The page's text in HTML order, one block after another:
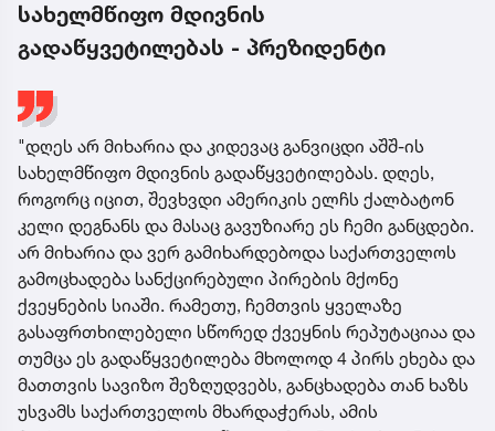
სახელმწიფო მდივნის
გადაწყვეტილებას - პრეზიდენტი
"დღეს არ მიხარია და კიდევაც განვიცდი აშშ-ის
სახელმწიფო მდივნის გადაწყვეტილებას. დღეს,
როგორც იცით, შევხვდი ამერიკის ელჩს ქალბატონ
კელი დეგნანს და მასაც გავუზიარე ეს ჩემი განცდები.
არ მიხარია და ვერ გამიხარდებოდა საქართველოს
გამოცხადება სანქცირებული პირების მქონე
ქვეყნების სიაში. რამეთუ, ჩემთვის ყველაზე
გასაფრთხილებელი სწორედ ქვეყნის რეპუტაციაა და
თუმცა ეს გადაწყვეტილება მხოლოდ 4 პირს ეხება და
მათთვის სავიზო შეზღუდვებს, განცხადება თან ხაზს
უსვამს საქართველოს მხარდაჭერას, ამის